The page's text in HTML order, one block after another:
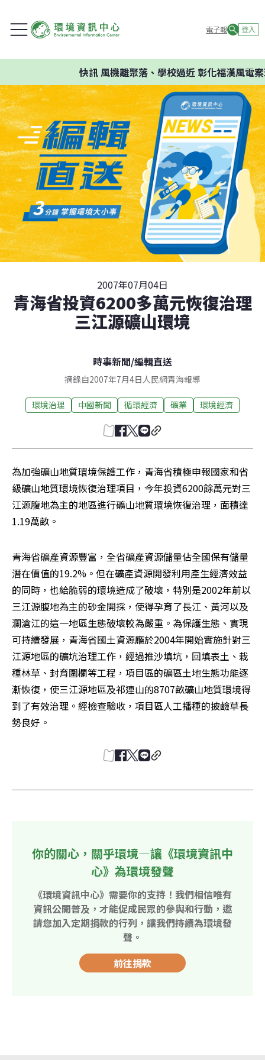
電子報 登入
快訊風機離聚落、學校過近 彰化福漢風電案
2007年07月04日
青海省投資6200多萬元恢復治理
三江源礦山環境
時事新聞/編輯直送
摘錄自2007年7月4日人民網青海報導
環境治理 中國新聞 循環經濟 礦業 環境經濟
為加強礦山地質環境保護工作，青海省積極申報國家和省
級礦山地質環境恢復治理項目，今年投資6200餘萬元對三
江源腹地為主的地區進行礦山地質環境恢復治理，面積達
1.19萬畝。
青海省礦產資源豐富，全省礦產資源儲量佔全國保有儲量
潛在價值的19.2%。但在礦產資源開發利用產生經濟效益
的同時，也給脆弱的環境造成了破壞，特別是2002年前以
三江源腹地為主的砂金開採，使得孕育了長江、黃河以及
瀾滄江的這一地區生態破壞較為嚴重。為保護生態、實現
可持續發展，青海省國土資源廳於2004年開始實施針對三
江源地區的礦坑治理工作，經過推沙填坑，回填表土、栽
種林草、封育圍欄等工程，項目區的礦區土地生態功能逐
漸恢復，使三江源地區及祁連山的8707畝礦山地質環境得
到了有效治理。經檢查驗收，項目區人工播種的披鹼草長
勢良好。
你的關心，關乎環境—讓《環境資訊中
心》為環境發聲
《環境資訊中心》需要你的支持！我們相信唯有
資訊公開普及，才能促成民眾的參與和行動，邀
請您加入定期捐款的行列，讓我們持續為環境發
聲。
前往捐款